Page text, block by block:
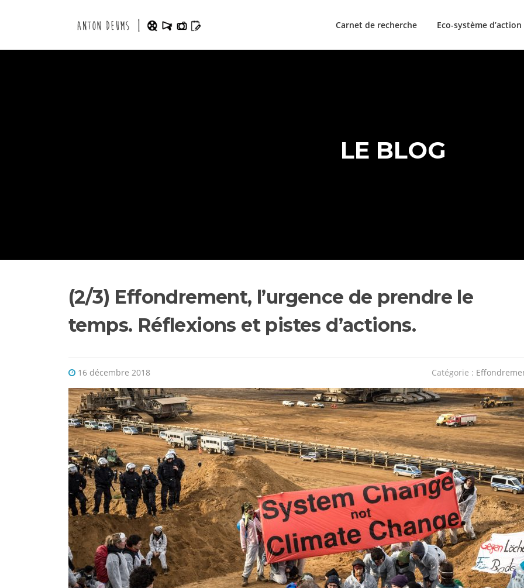
Carnet de recherche Eco-système d’action
LE BLOG
(2/3) Effondrement, l’urgence de prendre le
temps. Réflexions et pistes d’actions.
16 décembre 2018 Catégorie :